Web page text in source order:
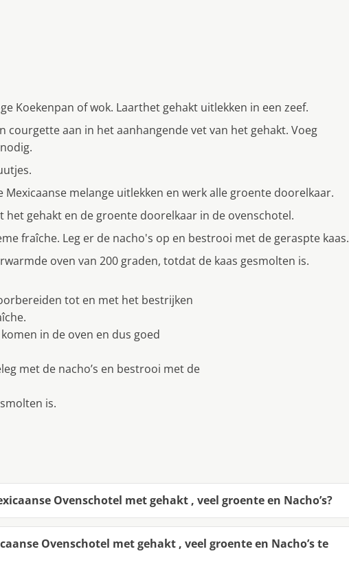
Koekenpan of wok. Laarthet gehakt uitlekken in een zeef.
courgette aan in het aanhangende vet van het gehakt. Voeg
Mexicaanse melange uitlekken en werk alle groente doorelkaar.
het gehakt en de groente doorelkaar in de ovenschotel.
fraîche. Leg er de nacho's op en bestrooi met de geraspte kaas.
oven van 200 graden, totdat de kaas gesmolten is.
tot en met het bestrĳken
in de oven en dus goed
met de nacho’s en bestrooi met de
is.
Ovenschotel met gehakt , veel groente en Nacho’s?
Ovenschotel met gehakt , veel groente en Nacho’s te